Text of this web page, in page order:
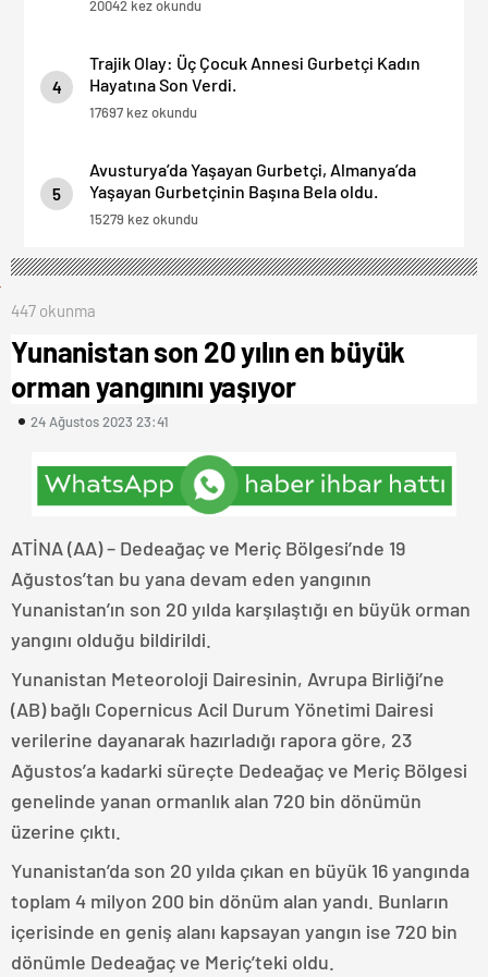
20042 kez okundu
4
Trajik Olay: Üç Çocuk Annesi Gurbetçi Kadın
Hayatına Son Verdi.
17697 kez okundu
5
Avusturya’da Yaşayan Gurbetçi, Almanya’da
Yaşayan Gurbetçinin Başına Bela oldu.
15279 kez okundu
447 okunma
Yunanistan son 20 yılın en büyük
orman yangınını yaşıyor
24 Ağustos 2023 23:41
ATİNA (AA) – Dedeağaç ve Meriç Bölgesi’nde 19
Ağustos’tan bu yana devam eden yangının
Yunanistan’ın son 20 yılda karşılaştığı en büyük orman
yangını olduğu bildirildi.
Yunanistan Meteoroloji Dairesinin, Avrupa Birliği’ne
(AB) bağlı Copernicus Acil Durum Yönetimi Dairesi
verilerine dayanarak hazırladığı rapora göre, 23
Ağustos’a kadarki süreçte Dedeağaç ve Meriç Bölgesi
genelinde yanan ormanlık alan 720 bin dönümün
üzerine çıktı.
Yunanistan’da son 20 yılda çıkan en büyük 16 yangında
toplam 4 milyon 200 bin dönüm alan yandı. Bunların
içerisinde en geniş alanı kapsayan yangın ise 720 bin
dönümle Dedeağaç ve Meriç’teki oldu.